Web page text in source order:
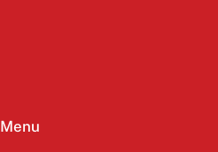
Menu